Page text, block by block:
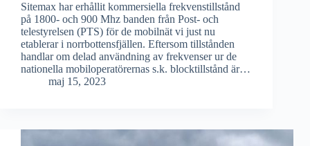
Sitemax har erhållit kommersiella frekvenstillstånd
på 1800- och 900 Mhz banden från Post- och
telestyrelsen (PTS) för de mobilnät vi just nu
etablerar i norrbottensfjällen. Eftersom tillstånden
handlar om delad användning av frekvenser ur de
nationella mobiloperatörernas s.k. blocktillstånd är…
maj 15, 2023